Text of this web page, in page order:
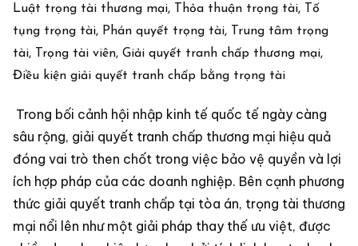
Luật trọng tài thương mại, Thỏa thuận trọng tài, Tố
tụng trọng tài, Phán quyết trọng tài, Trung tâm trọng
tài, Trọng tài viên, Giải quyết tranh chấp thương mại,
Điều kiện giải quyết tranh chấp bằng trọng tài
Trong bối cảnh hội nhập kinh tế quốc tế ngày càng
sâu rộng, giải quyết tranh chấp thương mại hiệu quả
đóng vai trò then chốt trong việc bảo vệ quyền và lợi
ích hợp pháp của các doanh nghiệp. Bên cạnh phương
thức giải quyết tranh chấp tại tòa án, trọng tài thương
mại nổi lên như một giải pháp thay thế ưu việt, được